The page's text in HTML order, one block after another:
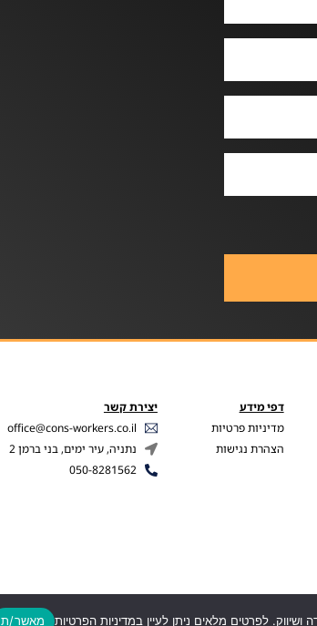
דפי מידע
מדיניות פרטיות
הצהרת נגישות
יצירת קשר
office@cons-workers.co.il
נתניה, עיר ימים, בני ברמן 2
050-8281562
לפרטים מלאים ניתן לעיין במדיניות הפרטיות מאשר/ת